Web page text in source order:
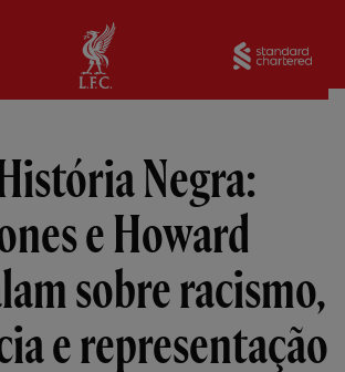
Inicial
Negra:
e Howard
sobre racismo,
e representação